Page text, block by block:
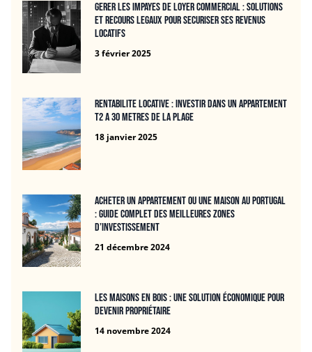
Gerer les impayes de loyer commercial : solutions
et recours legaux pour securiser ses revenus
locatifs
3 février 2025
Rentabilite locative : Investir dans un APPARTEMENT
T2 A 30 METRES DE LA PLAGE
18 janvier 2025
Acheter un appartement ou une maison au Portugal
: guide complet des meilleures zones
d’investissement
21 décembre 2024
Les maisons en bois : une solution économique pour
devenir propriétaire
14 novembre 2024